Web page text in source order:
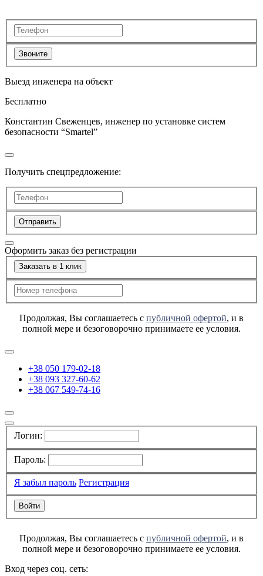
Звоните
Выезд инженера на объект
Бесплатно
Константин Свеженцев, инженер по установке систем
безопасности “Smartel”
Получить спецпредложение:
Отправить
Оформить заказ без регистрации
Заказать в 1 клик
Продолжая, Вы соглашаетесь с публичной офертой, и в
полной мере и безоговорочно принимаете ее условия.
+38 050 179-02-18
+38 093 327-60-62
+38 067 549-74-16
Логин:
Пароль:
Я забыл пароль Регистрация
Продолжая, Вы соглашаетесь с публичной офертой, и в
полной мере и безоговорочно принимаете ее условия.
Вход через соц. сеть: